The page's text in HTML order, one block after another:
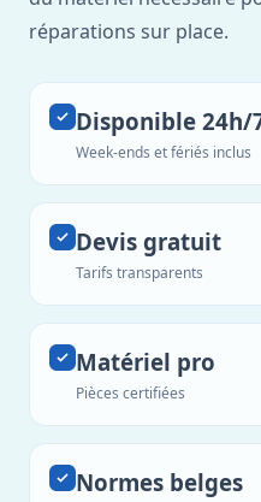
réparations sur place.
Disponible 24h/
Week-ends et fériés inclus
Devis gratuit
Tarifs transparents
Matériel pro
Pièces certifiées
Normes belges